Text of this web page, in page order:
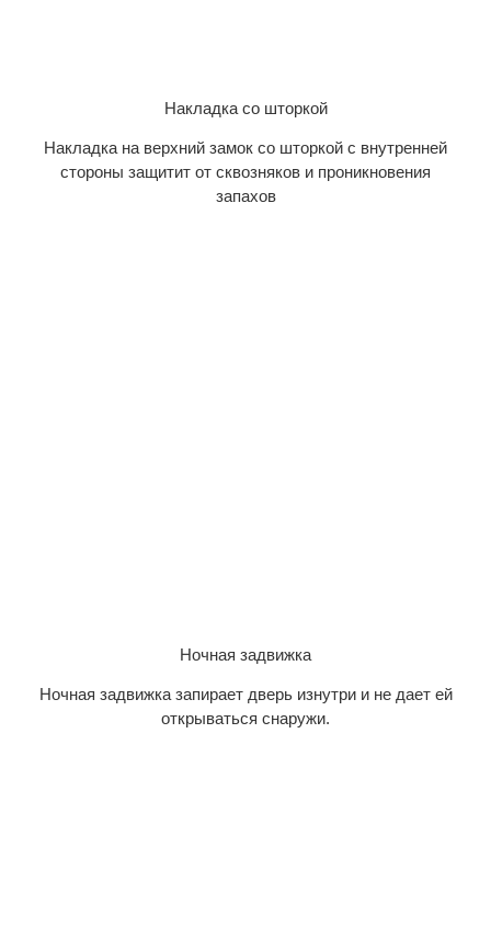
Накладка со шторкой
Накладка на верхний замок со шторкой с внутренней
стороны защитит от сквозняков и проникновения
запахов
Ночная задвижка
Ночная задвижка запирает дверь изнутри и не дает ей
открываться снаружи.